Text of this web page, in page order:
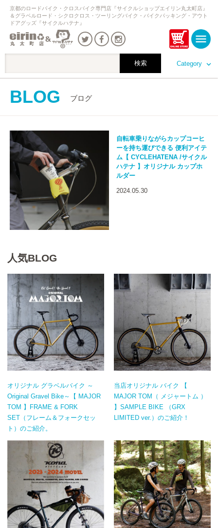
Category
京都のロードバイク・クロスバイク専門店『サイクルショップエイリン丸太町店』
＆グラベルロード・シクロクロス・ツーリングバイク・バイクパッキング・アウト
ドアグッズ『サイクルハテナ』
BLOG ブログ
自転車乗りながらカップコーヒ
ーを持ち運びできる 便利アイテ
ム【 CYCLEHATENA /サイクル
ハテナ 】オリジナル カップホ
ルダー
2024.05.30
人気BLOG
オリジナル グラベルバイク ～
Original Gravel Bike～【 MAJOR
TOM 】FRAME & FORK
SET（フレーム＆フォークセッ
ト）のご紹介。
当店オリジナル バイク 【
MAJOR TOM（ メジャートム ）
】SAMPLE BIKE （GRX
LIMITED ver.）のご紹介！